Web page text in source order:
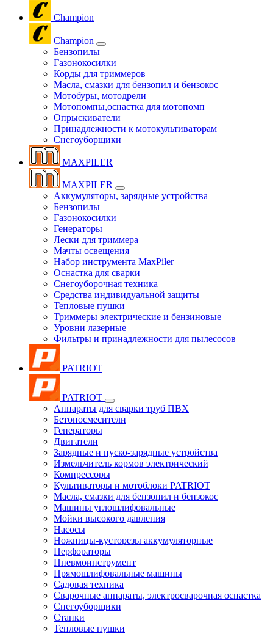
Champion
Champion
Бензопилы
Газонокосилки
Корды для триммеров
Масла, смазки для бензопил и бензокос
Мотобуры, мотодрели
Мотопомпы,оснастка для мотопомп
Опрыскиватели
Принадлежности к мотокультиваторам
Снегоуборщики
MAXPILER
MAXPILER
Аккумуляторы, зарядные устройства
Бензопилы
Газонокосилки
Генераторы
Лески для триммера
Мачты освещения
Набор инструмента MaxPiler
Оснастка для сварки
Снегоуборочная техника
Средства индивидуальной защиты
Тепловые пушки
Триммеры электрические и бензиновые
Уровни лазерные
Фильтры и принадлежности для пылесосов
PATRIOT
PATRIOT
Аппараты для сварки труб ПВХ
Бетоносмесители
Генераторы
Двигатели
Зарядные и пуско-зарядные устройства
Измельчитель кормов электрический
Компрессоры
Культиваторы и мотоблоки PATRIOT
Масла, смазки для бензопил и бензокос
Машины углошлифовальные
Мойки высокого давления
Насосы
Ножницы-кусторезы аккумуляторные
Перфораторы
Пневмоинструмент
Прямошлифовальные машины
Садовая техника
Сварочные аппараты, электросварочная оснастка
Снегоуборщики
Станки
Тепловые пушки